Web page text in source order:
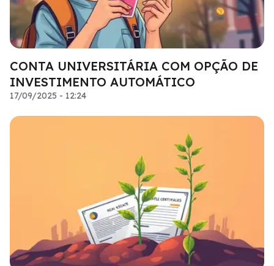
CONTA UNIVERSITÁRIA COM OPÇÃO DE
INVESTIMENTO AUTOMÁTICO
17/09/2025 - 12:24